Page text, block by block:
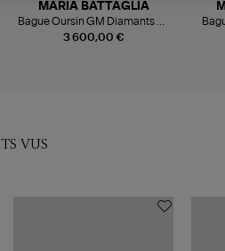
3 600,00 €
MARIA BATTAGLIA
Bague Oursin GM Diamants Or
Jaune
VUS